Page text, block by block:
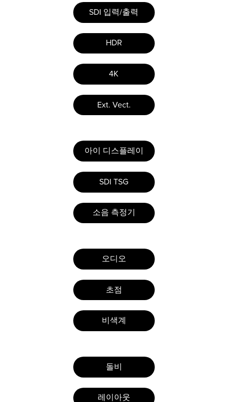
SDI 입력/출력
HDR
4K
Ext. Vect.
아이 디스플레이
SDI TSG
소음 측정기
오디오
초점
비색계
돌비
레이아웃